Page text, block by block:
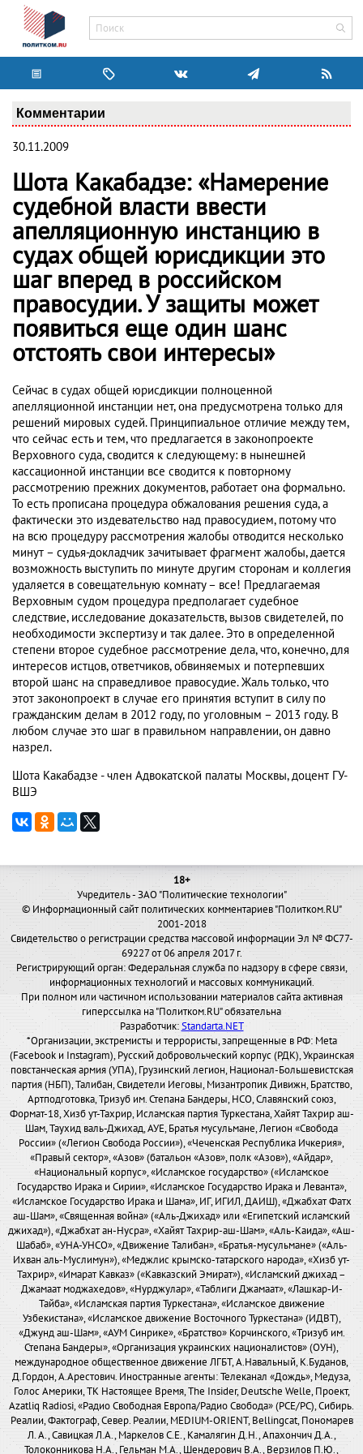
Комментарии
30.11.2009
Шота Какабадзе: «Намерение
судебной власти ввести
апелляционную инстанцию в
судах общей юрисдикции это
шаг вперед в российском
правосудии. У защиты может
появиться еще один шанс
отстоять свои интересы»
Сейчас в судах общей юрисдикции полноценной
апелляционной инстанции нет, она предусмотрена только для
решений мировых судей. Принципиальное отличие между тем,
что сейчас есть и тем, что предлагается в законопроекте
Верховного суда, сводится к следующему: в нынешней
кассационной инстанции все сводится к повторному
рассмотрению прежних документов, работает она формально.
То есть прописана процедура обжалования решения суда, а
фактически это издевательство над правосудием, потому что
на всю процедуру рассмотрения жалобы отводится несколько
минут – судья-докладчик зачитывает фрагмент жалобы, дается
возможность выступить по минуте другим сторонам и коллегия
удаляется в совещательную комнату – все! Предлагаемая
Верховным судом процедура предполагает судебное
следствие, исследование доказательств, вызов свидетелей, по
необходимости экспертизу и так далее. Это в определенной
степени второе судебное рассмотрение дела, что, конечно, для
интересов истцов, ответчиков, обвиняемых и потерпевших
второй шанс на справедливое правосудие. Жаль только, что
этот законопроект в случае его принятия вступит в силу по
гражданским делам в 2012 году, по уголовным – 2013 году. В
любом случае это шаг в правильном направлении, он давно
назрел.
Шота Какабадзе - член Адвокатской палаты Москвы, доцент ГУ-
ВШЭ
18+
Учредитель - ЗАО "Политические технологии"
© Информационный сайт политических комментариев "Политком.RU"
2001-2018
Свидетельство о регистрации средства массовой информации Эл № ФС77-
69227 от 06 апреля 2017 г.
Регистрирующий орган: Федеральная служба по надзору в сфере связи,
информационных технологий и массовых коммуникаций.
При полном или частичном использовании материалов сайта активная
гиперссылка на "Политком.RU" обязательна
Разработчик:Standarta.NET
*Организации, экстремисты и террористы, запрещенные в РФ: Meta
(Facebook и Instagram), Русский добровольческий корпус (РДК), Украинская
повстанческая армия (УПА), Грузинский легион, Национал-Большевистская
партия (НБП), Талибан, Свидетели Иеговы, Мизантропик Дивижн, Братство,
Артподготовка, Тризуб им. Степана Бандеры, НСО, Славянский союз,
Формат-18, Хизб ут-Тахрир, Исламская партия Туркестана, Хайят Тахрир аш-
Шам, Таухид валь-Джихад, АУЕ, Братья мусульмане, Легион «Свобода
России» («Легион Свобода России»), «Чеченская Республика Ичкерия»,
«Правый сектор», «Азов» (батальон «Азов», полк «Азов»), «Айдар»,
«Национальный корпус», «Исламское государство» («Исламское
Государство Ирака и Сирии», «Исламское Государство Ирака и Леванта»,
«Исламское Государство Ирака и Шама», ИГ, ИГИЛ, ДАИШ), «Джабхат Фатх
аш-Шам», «Священная война» («Аль-Джихад» или «Египетский исламский
джихад»), «Джабхат ан-Нусра», «Хайят Тахрир-аш-Шам», «Аль-Каида», «Аш-
Шабаб», «УНА-УНСО», «Движение Талибан», «Братья-мусульмане» («Аль-
Ихван аль-Муслимун»), «Меджлис крымско-татарского народа», «Хизб ут-
Тахрир», «Имарат Кавказ» («Кавказский Эмират»), «Исламский джихад –
Джамаат моджахедов», «Нурджулар», «Таблиги Джамаат», «Лашкар-И-
Тайба», «Исламская партия Туркестана», «Исламское движение
Узбекистана», «Исламское движение Восточного Туркестана» (ИДВТ),
«Джунд аш-Шам», «АУМ Синрике», «Братство» Корчинского, «Тризуб им.
Степана Бандеры», «Организация украинских националистов» (ОУН),
международное общественное движение ЛГБТ, А.Навальный, К.Буданов,
Д.Гордон, А.Арестович. Иностранные агенты: Телеканал «Дождь», Медуза,
Голос Америки, ТК Настоящее Время, The Insider, Deutsche Welle, Проект,
Azatliq Radiosi, «Радио Свободная Европа/Радио Свобода» (PCE/PC), Сибирь.
Реалии, Фактограф, Север. Реалии, MEDIUM-ORIENT, Bellingcat, Пономарев
Л. А., Савицкая Л.А., Маркелов С.Е., Камалягин Д.Н., Апахончич Д.А.,
Толоконникова Н.А., Гельман М.А., Шендерович В.А., Верзилов П.Ю.,